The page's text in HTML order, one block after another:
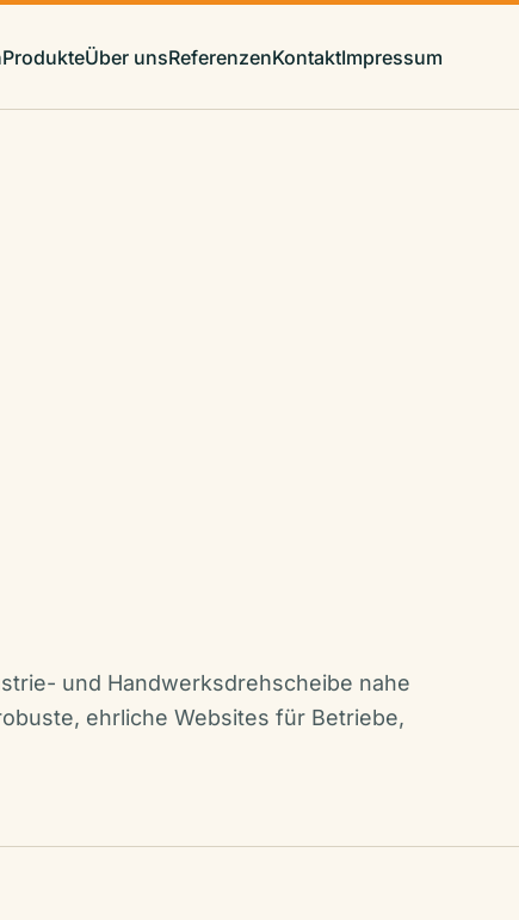
ProdukteÜber unsReferenzenKontaktImpressum
und Handwerksdrehscheibe nahe
ehrliche Websites für Betriebe,